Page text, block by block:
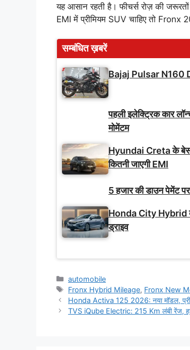
यह आसान रहती है। फीचर्स रोज़ की
EMI में प्रीमियम SUV चाहिए तो Fronx
सम्बंधित ख़बरें
Bajaj Pulsar N160
पहली इलेक्ट्रिक कार
मोमेंटम
Hyundai Creta के बेस
कितनी जाएगी EMI
5 हजार की डाउन पेमेंट
Honda City Hybrid
ड्राइव
Categories
automobile
Tags
Fronx Hybrid Mileage, Fronx New
Honda Activa 125 2026: नया मॉडल,
TVS iQube Electric: 215 Km लंबी रेंज,